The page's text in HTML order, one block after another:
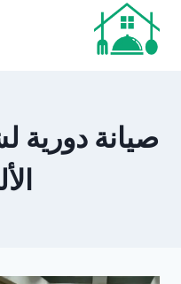
التجاوز
المحتوى
صيانة دورية